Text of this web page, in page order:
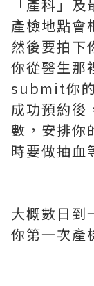
「產科」
產檢地點會
然後要拍下
你從醫生那
submit你的
成功預約後
數，安排你
時要做抽血
大概數日到
你第一次產